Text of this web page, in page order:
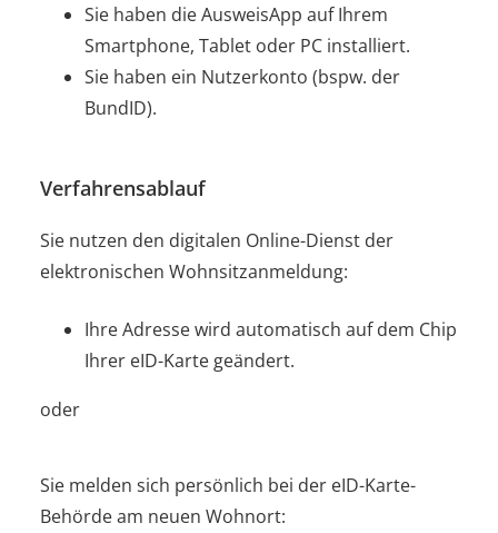
Sie haben die AusweisApp auf Ihrem
Smartphone, Tablet oder PC installiert.
Sie haben ein Nutzerkonto (bspw. der
BundID).
Verfahrensablauf
Sie nutzen den digitalen Online-Dienst der
elektronischen Wohnsitzanmeldung:
Ihre Adresse wird automatisch auf dem Chip
Ihrer eID-Karte geändert.
oder
Sie melden sich persönlich bei der eID-Karte-
Behörde am neuen Wohnort: